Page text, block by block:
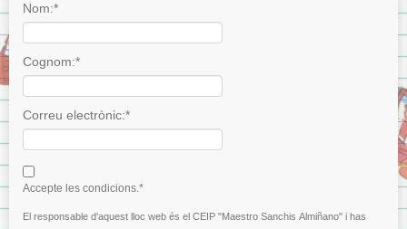
Nom:*
Cognom:*
I agree terms and conditions.*
Correu electrònic:*
Accepte les condicions.*
El responsable d'aquest lloc web és el CEIP "Maestro Sanchis Almiñano" i has